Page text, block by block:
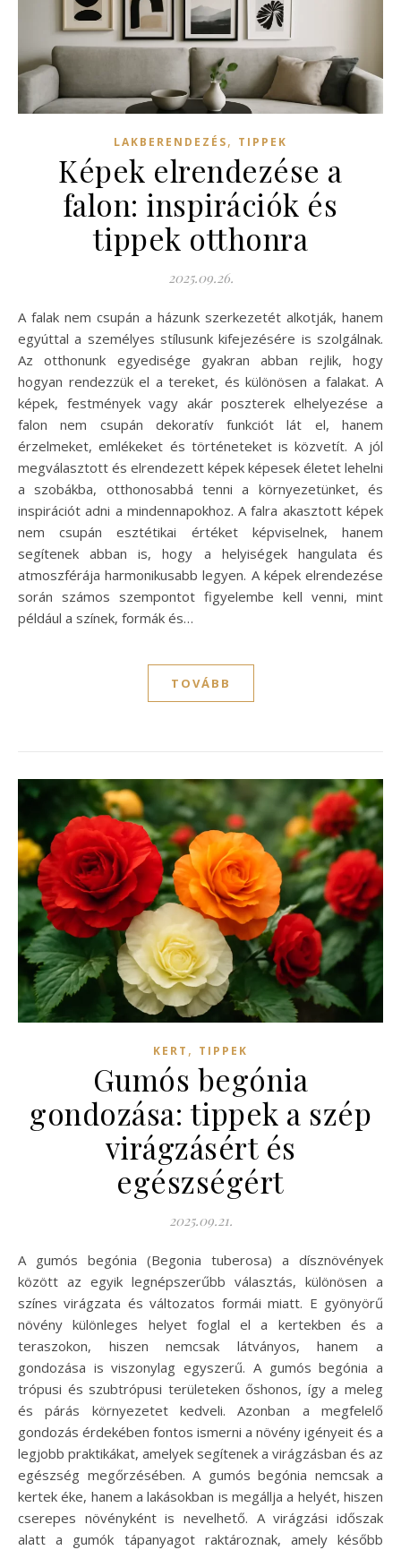
LAKBERENDEZÉS, TIPPEK
Képek elrendezése a
falon: inspirációk és
tippek otthonra
2025.09.26.
A falak nem csupán a házunk szerkezetét alkotják, hanem
egyúttal a személyes stílusunk kifejezésére is szolgálnak.
Az otthonunk egyedisége gyakran abban rejlik, hogy
hogyan rendezzük el a tereket, és különösen a falakat. A
képek, festmények vagy akár poszterek elhelyezése a
falon nem csupán dekoratív funkciót lát el, hanem
érzelmeket, emlékeket és történeteket is közvetít. A jól
megválasztott és elrendezett képek képesek életet lehelni
a szobákba, otthonosabbá tenni a környezetünket, és
inspirációt adni a mindennapokhoz. A falra akasztott képek
nem csupán esztétikai értéket képviselnek, hanem
segítenek abban is, hogy a helyiségek hangulata és
atmoszférája harmonikusabb legyen. A képek elrendezése
során számos szempontot figyelembe kell venni, mint
például a színek, formák és…
TOVÁBB
KERT , TIPPEK
Gumós begónia
gondozása: tippek a szép
virágzásért és
egészségért
2025.09.21.
A gumós begónia (Begonia tuberosa) a dísznövények
között az egyik legnépszerűbb választás, különösen a
színes virágzata és változatos formái miatt. E gyönyörű
növény különleges helyet foglal el a kertekben és a
teraszokon, hiszen nemcsak látványos, hanem a
gondozása is viszonylag egyszerű. A gumós begónia a
trópusi és szubtrópusi területeken őshonos, így a meleg
és párás környezetet kedveli. Azonban a megfelelő
gondozás érdekében fontos ismerni a növény igényeit és a
legjobb praktikákat, amelyek segítenek a virágzásban és az
egészség megőrzésében. A gumós begónia nemcsak a
kertek éke, hanem a lakásokban is megállja a helyét, hiszen
cserepes növényként is nevelhető. A virágzási időszak
alatt a gumók tápanyagot raktároznak, amely később